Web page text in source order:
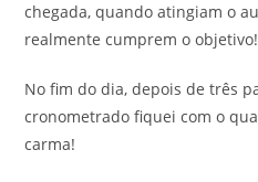
chegada, quando atingiam o
realmente cumprem o objetivo!
No fim do dia, depois de três
cronometrado fiquei com o
carma!